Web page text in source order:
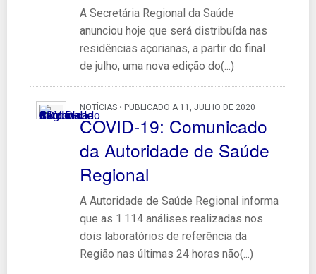
A Secretária Regional da Saúde
anunciou hoje que será distribuída nas
residências açorianas, a partir do final
de julho, uma nova edição do(...)
NOTÍCIAS • PUBLICADO A 11, JULHO DE 2020
COVID-19: Comunicado
da Autoridade de Saúde
Regional
A Autoridade de Saúde Regional informa
que as 1.114 análises realizadas nos
dois laboratórios de referência da
Região nas últimas 24 horas não(...)